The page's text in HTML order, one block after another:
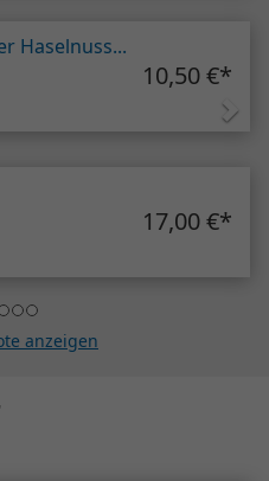
Haselnuss...
10,50 €*
17,00 €*
anzeigen